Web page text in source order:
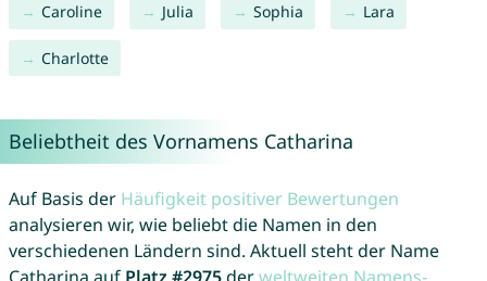
Caroline Julia Sophia Lara
Charlotte
Beliebtheit des Vornamens Catharina
Auf Basis der Häufigkeit positiver Bewertungen
analysieren wir, wie beliebt die Namen in den
verschiedenen Ländern sind. Aktuell steht der Name